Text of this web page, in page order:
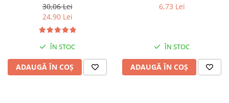
30,06 Lei
24,90 Lei
ÎN STOC
ADAUGĂ ÎN COȘ
6,73 Lei
ÎN STOC
ADAUGĂ ÎN COȘ